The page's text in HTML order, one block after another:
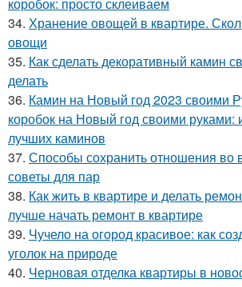
34. Хранение овощей в квартире.
овощи
35. Как сделать декоративный камин
делать
36. Камин на Новый год 2023 своими
коробок на Новый год своими руками:
лучших каминов
37. Способы сохранить отношения во
советы для пар
38. Как жить в квартире и делать
лучше начать ремонт в квартире
39. Чучело на огород красивое: как
уголок на природе
40. Черновая отделка квартиры в